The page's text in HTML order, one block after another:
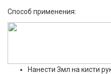
Способ применения:
Нанести Змл на кисти